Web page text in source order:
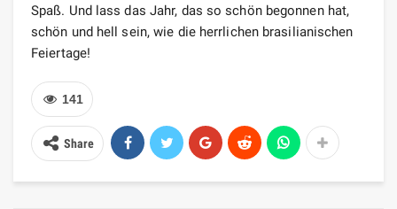
Spaß. Und lass das Jahr, das so schön begonnen hat,
schön und hell sein, wie die herrlichen brasilianischen
Feiertage!
141
Share